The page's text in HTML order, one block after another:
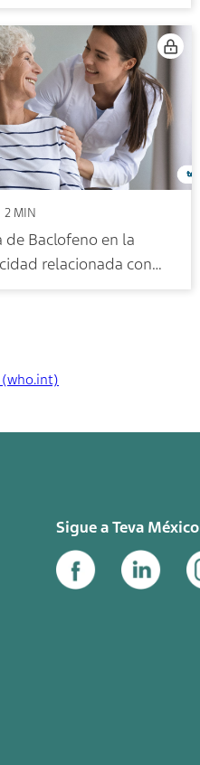
2 MIN
de Baclofeno en la
relacionada con
Sigue a Teva México